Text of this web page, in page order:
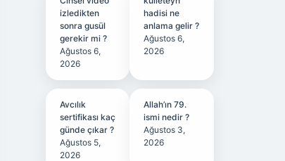
izledikten
sonra gusül
gerekir mi ?
Ağustos 6,
2026
hadisi ne
anlama gelir ?
Ağustos 6,
2026
Avcılık
sertifikası kaç
günde çıkar ?
Ağustos 5,
2026
Allah’ın 79.
ismi nedir ?
Ağustos 3,
2026